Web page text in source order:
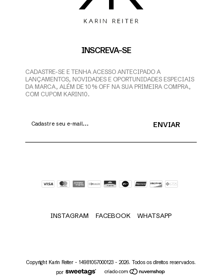
INSCREVA-SE
CADASTRE-SE E TENHA ACESSO ANTECIPADO A
LANÇAMENTOS, NOVIDADES E OPORTUNIDADES ESPECIAIS
DA MARCA, ALÉM DE 10% OFF NA SUA PRIMEIRA COMPRA,
COM CUPOM KARIN10.
INSTAGRAM FACEBOOK WHATSAPP
Copyright Karin Reiter - 14981057000123 - 2026. Todos os direitos reservados.
por